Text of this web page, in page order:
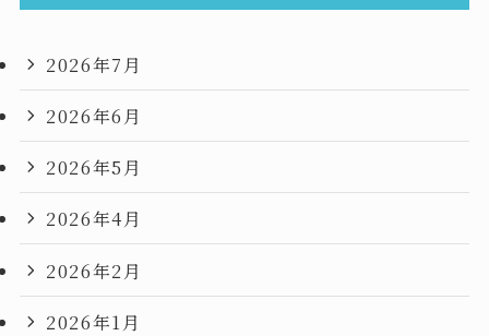
2026年7月
2026年6月
2026年5月
2026年4月
2026年2月
2026年1月